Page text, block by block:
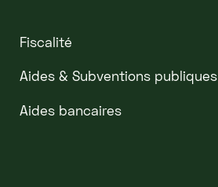
Fiscalité
Aides & Subventions publiques
Aides bancaires